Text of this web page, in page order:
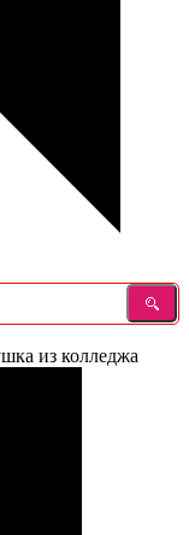
из колледжа